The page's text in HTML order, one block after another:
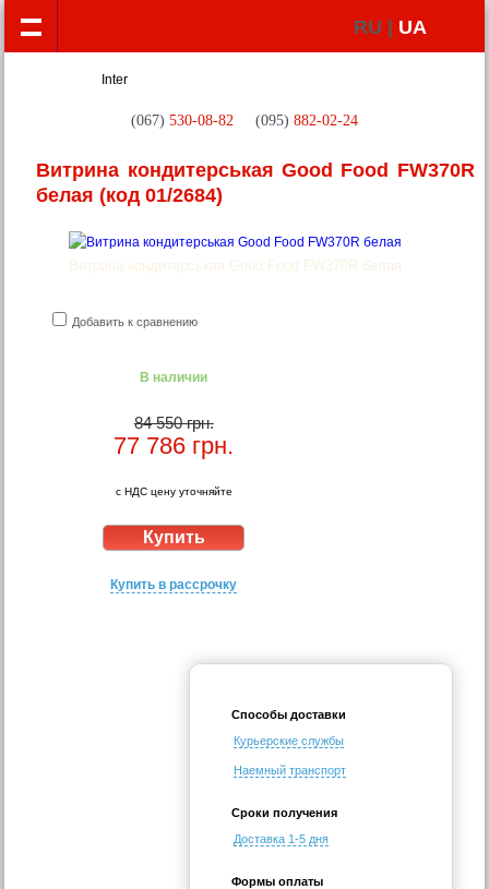
RU | UA
(067) 530-08-82 (095) 882-02-24
Витрина кондитерськая Good Food FW370R
белая (код 01/2684)
Витрина кондитерськая Good Food FW370R белая
Добавить к сравнению
В наличии
84 550 грн.
77 786 грн.
с НДС цену уточняйте
Купить в рассрочку
Способы доставки
Курьерские службы
Наемный транспорт
Сроки получения
Доставка 1-5 дня
Формы оплаты